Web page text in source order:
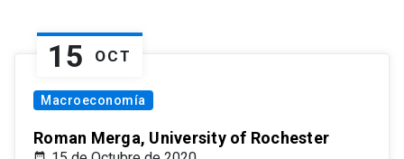
15 OCT
Macroeconomía
Roman Merga, University of Rochester